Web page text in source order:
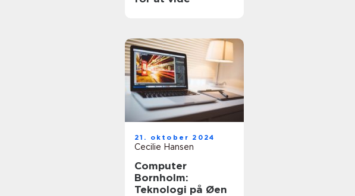
21. oktober 2024
Cecilie Hansen
Computer
Bornholm:
Teknologi på Øen